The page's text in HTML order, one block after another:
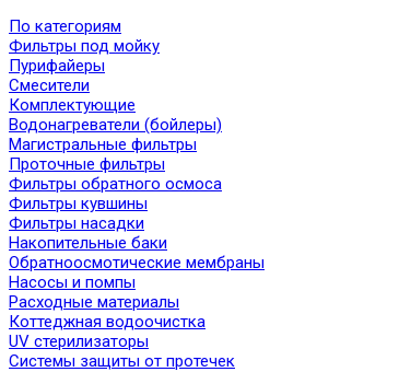
По категориям
Фильтры под мойку
Пурифайеры
Смесители
Комплектующие
Водонагреватели (бойлеры)
Магистральные фильтры
Проточные фильтры
Фильтры обратного осмоса
Фильтры кувшины
Фильтры насадки
Накопительные баки
Обратноосмотические мембраны
Насосы и помпы
Расходные материалы
Коттеджная водоочистка
UV стерилизаторы
Системы защиты от протечек